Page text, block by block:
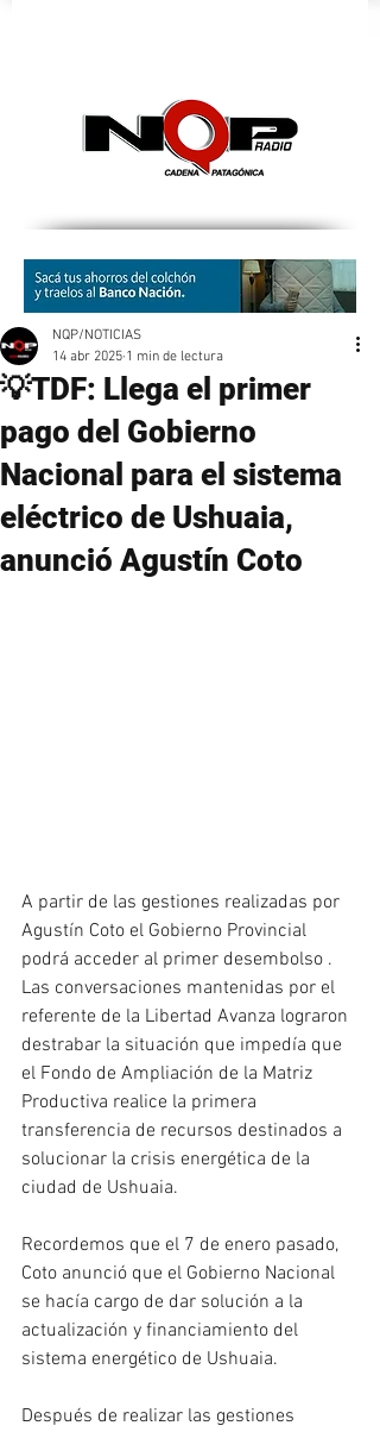
💡TDF: Llega el primer
pago del Gobierno
Nacional para el sistema
eléctrico de Ushuaia,
anunció Agustín Coto
NQP/NOTICIAS
14 abr 2025 1 min de lectura
A partir de las gestiones realizadas por
Agustín Coto el Gobierno Provincial
podrá acceder al primer desembolso .
Las conversaciones mantenidas por el
referente de la Libertad Avanza lograron
destrabar la situación que impedía que
el Fondo de Ampliación de la Matriz
Productiva realice la primera
transferencia de recursos destinados a
solucionar la crisis energética de la
ciudad de Ushuaia.
Recordemos que el 7 de enero pasado,
Coto anunció que el Gobierno Nacional
se hacía cargo de dar solución a la
actualización y financiamiento del
sistema energético de Ushuaia.
Después de realizar las gestiones